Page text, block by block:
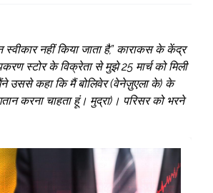
स्वीकार नहीं किया जाता है,” काराकस के केंद्र
स्टोर के विक्रेता से मुझे 25 मार्च को मिली
उससे कहा कि मैं बोलिवेर (वेनेज़ुएला के) के
करना चाहता हूं। मुद्रा)। परिसर को भरने